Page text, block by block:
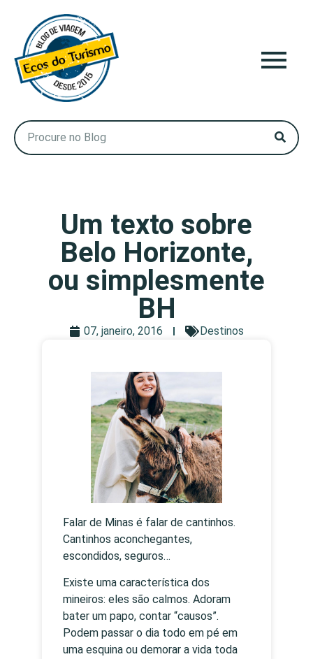
Um texto sobre
Belo Horizonte,
ou simplesmente
BH
07, janeiro, 2016 Destinos
Falar de Minas é falar de cantinhos.
Cantinhos aconchegantes,
escondidos, seguros…
Existe uma característica dos
mineiros: eles são calmos. Adoram
bater um papo, contar “causos”.
Podem passar o dia todo em pé em
uma esquina ou demorar a vida toda